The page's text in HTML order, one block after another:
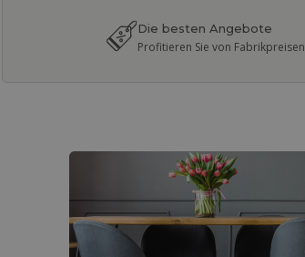
Die besten Angebote
Profitieren Sie von Fabrikpreisen